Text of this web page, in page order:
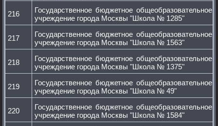
216
Государственное бюджетное общеобразовательное
учреждение города Москвы "Школа № 1285"
217
Государственное бюджетное общеобразовательное
учреждение города Москвы "Школа № 1563"
218
Государственное бюджетное общеобразовательное
учреждение города Москвы "Школа № 1375"
219
Государственное бюджетное общеобразовательное
учреждение города Москвы "Школа № 49"
220
Государственное бюджетное общеобразовательное
учреждение города Москвы "Школа № 1584"